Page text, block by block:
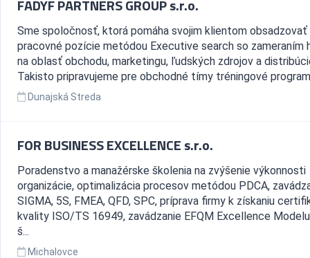
FADYF PARTNERS GROUP s.r.o.
Sme spoločnosť, ktorá pomáha svojim klientom
pracovné pozície metódou Executive search so zameraním
na oblasť obchodu, marketingu, ľudských zdrojov a
Takisto pripravujeme pre obchodné tímy tréningové
Dunajská Streda
FOR BUSINESS EXCELLENCE s.r.o.
Poradenstvo a manažérske školenia na zvýšenie výkonnosti
organizácie, optimalizácia procesov metódou PDCA,
SIGMA, 5S, FMEA, QFD, SPC, príprava firmy k získaniu
kvality ISO/TS 16949, zavádzanie EFQM Excellence
š...
Michalovce